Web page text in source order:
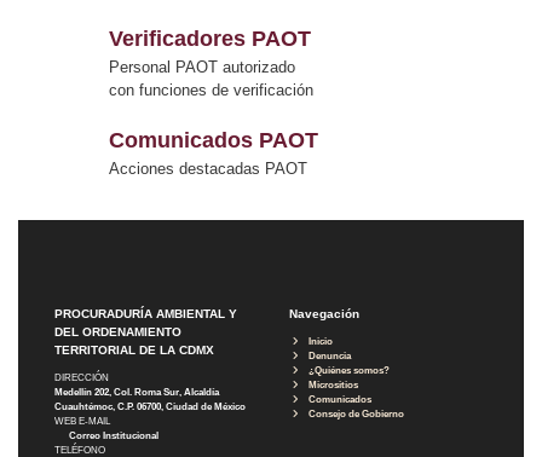
Verificadores PAOT
Personal PAOT autorizado
con funciones de verificación
Comunicados PAOT
Acciones destacadas PAOT
PROCURADURÍA AMBIENTAL Y
DEL ORDENAMIENTO
TERRITORIAL DE LA CDMX
DIRECCIÓN
Medellín 202, Col. Roma Sur, Alcaldía
Cuauhtémoc, C.P. 06700, Ciudad de México
WEB E-MAIL
Correo Institucional
TELÉFONO
Navegación
Inicio
Denuncia
¿Quiénes somos?
Micrositios
Comunicados
Consejo de Gobierno